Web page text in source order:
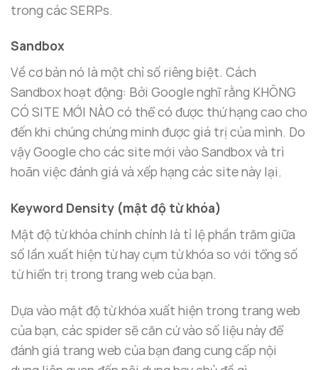
trong các SERPs.
Sandbox
Về cơ bản nó là một chỉ số riêng biệt. Cách
Sandbox hoạt động: Bởi Google nghĩ rằng KHÔNG
CÓ SITE MỚI NÀO có thể có được thứ hạng cao cho
đến khi chúng chứng minh được giá trị của mình. Do
vậy Google cho các site mới vào Sandbox và trì
hoãn việc đánh giá và xếp hạng các site này lại.
Keyword Density (mật độ từ khóa)
Mật độ từ khóa chính chính là tỉ lệ phần trăm giữa
số lần xuất hiện từ hay cụm từ khóa so với tổng số
từ hiển trị trong trang web của bạn.
Dựa vào mật độ từ khóa xuất hiện trong trang web
của bạn, các spider sẽ căn cứ vào số liệu này để
đánh giá trang web của bạn đang cung cấp nội